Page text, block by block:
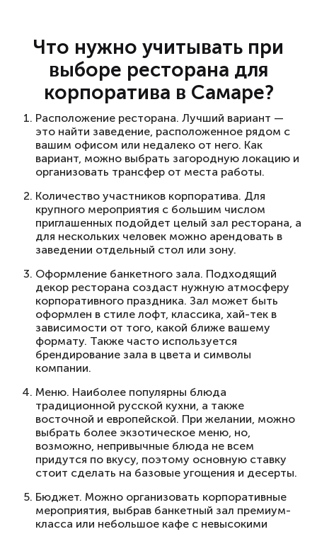
Что нужно учитывать при
выборе ресторана для
корпоратива в Самаре?
Расположение ресторана. Лучший вариант —
это найти заведение, расположенное рядом с
вашим офисом или недалеко от него. Как
вариант, можно выбрать загородную локацию и
организовать трансфер от места работы.
Количество участников корпоратива. Для
крупного мероприятия с большим числом
приглашенных подойдет целый зал ресторана, а
для нескольких человек можно арендовать в
заведении отдельный стол или зону.
Оформление банкетного зала. Подходящий
декор ресторана создаст нужную атмосферу
корпоративного праздника. Зал может быть
оформлен в стиле лофт, классика, хай-тек в
зависимости от того, какой ближе вашему
формату. Также часто используется
брендирование зала в цвета и символы
компании.
Меню. Наиболее популярны блюда
традиционной русской кухни, а также
восточной и европейской. При желании, можно
выбрать более экзотическое меню, но,
возможно, непривычные блюда не всем
придутся по вкусу, поэтому основную ставку
стоит сделать на базовые угощения и десерты.
Бюджет. Можно организовать корпоративные
мероприятия, выбрав банкетный зал премиум-
класса или небольшое кафе с невысокими